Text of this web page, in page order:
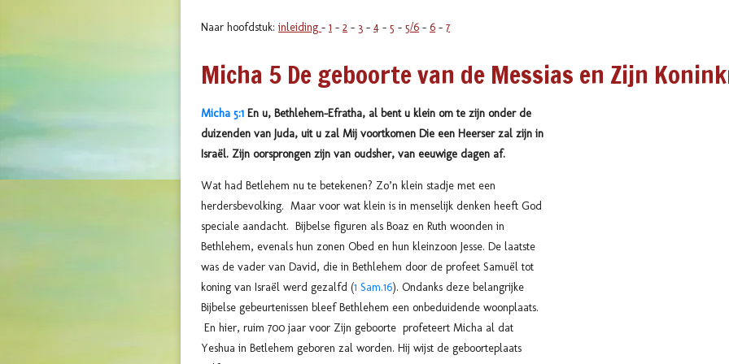
Naar hoofdstuk: inleiding - 1 - 2 - 3 - 4 - 5 - 5/6 - 6 - 7
Micha 5 De geboorte van de Messias en Zijn
Micha 5:1 En u, Bethlehem-Efratha, al bent u klein om te zijn onder de
duizenden van Juda, uit u zal Mij voortkomen Die een Heerser zal zijn in
Israël. Zijn oorsprongen zijn van oudsher, van eeuwige dagen af.
Wat had Betlehem nu te betekenen? Zo’n klein stadje met een
herdersbevolking. Maar voor wat klein is in menselijk denken heeft God
speciale aandacht. Bijbelse figuren als Boaz en Ruth woonden in
Bethlehem, evenals hun zonen Obed en hun kleinzoon Jesse. De laatste
was de vader van David, die in Bethlehem door de profeet Samuël tot
koning van Israël werd gezalfd (1 Sam.16). Ondanks deze belangrijke
Bijbelse gebeurtenissen bleef Bethlehem een onbeduidende woonplaats.
En hier, ruim 700 jaar voor Zijn geboorte profeteert Micha al dat
Yeshua in Betlehem geboren zal worden. Hij wijst de geboorteplaats